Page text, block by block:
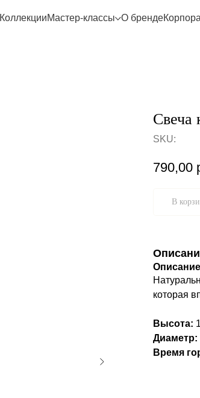
КоллекцииМастер-классы О бренде
Свеча
SKU:
790,00
В
Описание
которая
Высота:
Диаметр:
Время